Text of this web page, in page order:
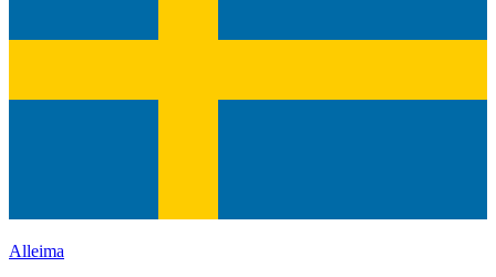
Alleima